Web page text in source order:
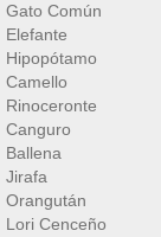
Gato Común
Elefante
Hipopótamo
Camello
Rinoceronte
Canguro
Ballena
Jirafa
Orangután
Lori Cenceño